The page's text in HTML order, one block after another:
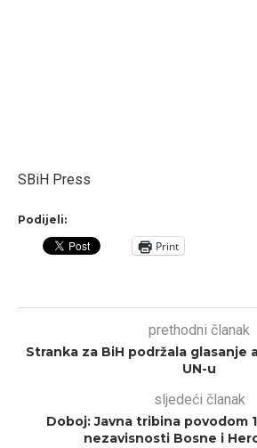
SBiH Press
Podijeli:
Print
prethodni članak
Stranka za BiH podržala glasanje
UN-u
sljedeći članak
Doboj: Javna tribina povodom
nezavisnosti Bosne i